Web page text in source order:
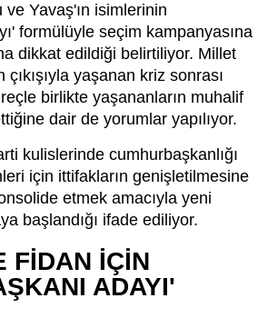
ve Yavaş'ın isimlerinin
formülüyle seçim kampanyasına
dikkat edildiği belirtiliyor. Millet
yaşanan kriz sonrası
birlikte yaşananların muhalif
dair de yorumlar yapılıyor.
kulislerinde cumhurbaşkanlığı
için ittifakların genişletilmesine
etmek amacıyla yeni
başlandığı ifade ediliyor.
FİDAN İÇİN
ADAYI'